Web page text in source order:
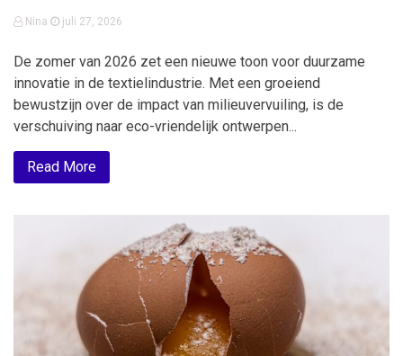
Nina juli 27, 2026
De zomer van 2026 zet een nieuwe toon voor duurzame
innovatie in de textielindustrie. Met een groeiend
bewustzijn over de impact van milieuvervuiling, is de
verschuiving naar eco-vriendelijk ontwerpen...
Read More